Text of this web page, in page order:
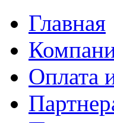
Главная
Оплата